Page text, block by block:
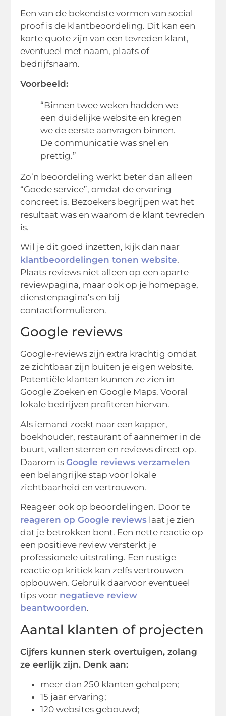
Een van de bekendste vormen van social
proof is de klantbeoordeling. Dit kan een
korte quote zijn van een tevreden klant,
eventueel met naam, plaats of
bedrijfsnaam.
Voorbeeld:
“Binnen twee weken hadden we
een duidelijke website en kregen
we de eerste aanvragen binnen.
De communicatie was snel en
prettig.”
Zo’n beoordeling werkt beter dan alleen
“Goede service”, omdat de ervaring
concreet is. Bezoekers begrijpen wat het
resultaat was en waarom de klant tevreden
is.
Wil je dit goed inzetten, kijk dan naar
klantbeoordelingen tonen website.
Plaats reviews niet alleen op een aparte
reviewpagina, maar ook op je homepage,
dienstenpagina’s en bij
contactformulieren.
Google reviews
Google-reviews zijn extra krachtig omdat
ze zichtbaar zijn buiten je eigen website.
Potentiële klanten kunnen ze zien in
Google Zoeken en Google Maps. Vooral
lokale bedrijven profiteren hiervan.
Als iemand zoekt naar een kapper,
boekhouder, restaurant of aannemer in de
buurt, vallen sterren en reviews direct op.
Daarom isGoogle reviews verzamelen
een belangrijke stap voor lokale
zichtbaarheid en vertrouwen.
Reageer ook op beoordelingen. Door te
reageren op Google reviews laat je zien
dat je betrokken bent. Een nette reactie op
een positieve review versterkt je
professionele uitstraling. Een rustige
reactie op kritiek kan zelfs vertrouwen
opbouwen. Gebruik daarvoor eventueel
tips voor negatieve review
beantwoorden.
Aantal klanten of projecten
Cijfers kunnen sterk overtuigen, zolang
ze eerlijk zijn. Denk aan:
meer dan 250 klanten geholpen;
15 jaar ervaring;
120 websites gebouwd;